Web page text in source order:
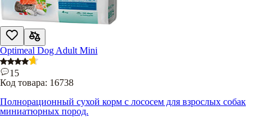
Optimeal Dog Adult Mini
15
Код товара: 16738
Полнорационный сухой корм с лососем для взрослых собак
миниатюрных пород.